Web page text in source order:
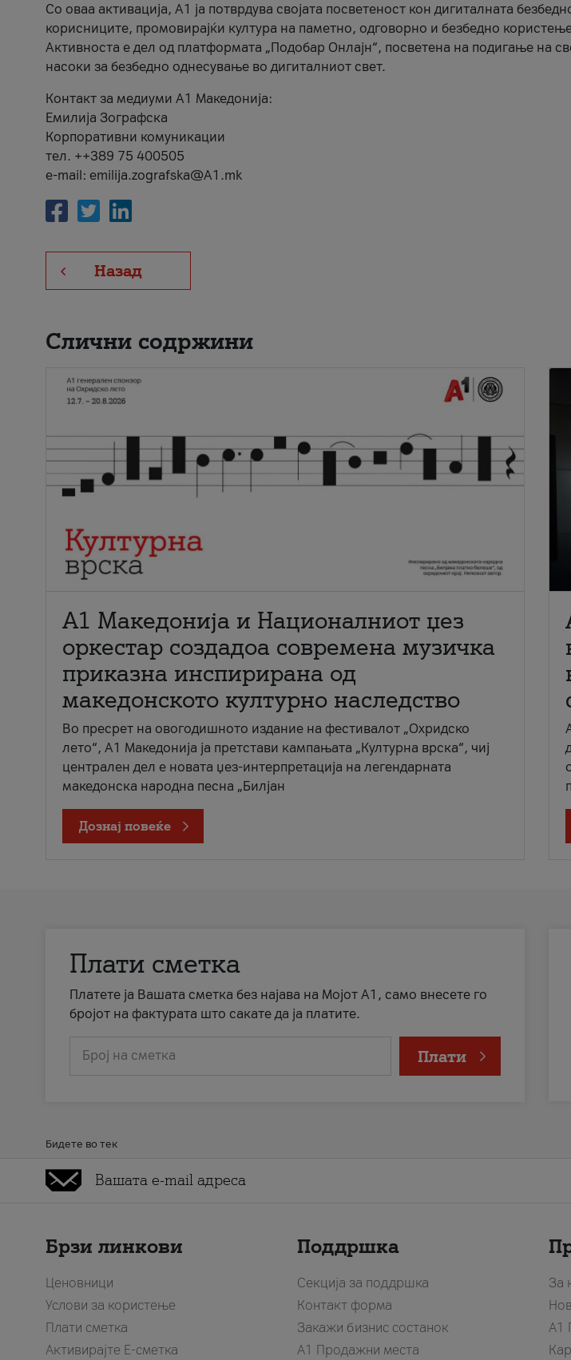
Со оваа активација, А1 ја потврдува својата посветеност кон дигиталната
корисниците, промовирајќи култура на паметно, одговорно и безбедно
Активноста е дел од платформата „Подобар Онлајн“, посветена на подигање на
насоки за безбедно однесување во дигиталниот свет.
Контакт за медиуми А1 Македонија:
Емилија Зографска
Корпоративни комуникации
тел. ++389 75 400505
e-mail: emilija.zografska@A1.mk
Назад
Слични содржини
А1 Македонија и Националниот џез
оркестар создадоа современа музичка
приказна инспирирана од
македонското културно наследство
Во пресрет на овогодишното издание на фестивалот „Охридско
лето“, А1 Македонија ја претстави кампањата „Културна врска“, чиј
централен дел е новата џез-интерпретација на легендарната
македонска народна песна „Билјан
Дознај повеќе
Плати сметка
Платете ја Вашата сметка без најава на Мојот А1, само внесете го
бројот на фактурата што сакате да ја платите.
Број на сметка Плати
Бидете во тек
Брзи линкови
Ценовници
Услови за користење
Плати сметка
Активирајте Е-сметка
Поддршка
Секција за поддршка
Контакт форма
Закажи бизнис состанок
A1 Продажни места
За
А1